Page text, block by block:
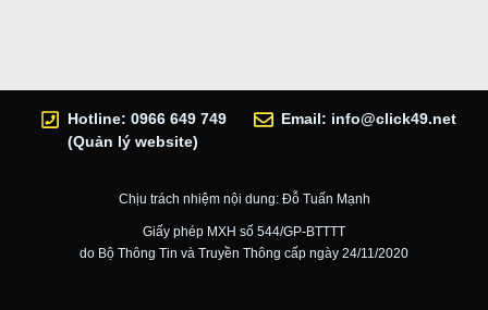
Hotline: 0966 649 749
(Quản lý website)
Email: info@click49.net
Chịu trách nhiệm nội dung: Đỗ Tuấn Mạnh
Giấy phép MXH số 544/GP-BTTTT
do Bộ Thông Tin và Truyền Thông cấp ngày 24/11/2020